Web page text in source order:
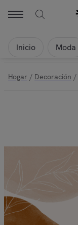
Inicio Moda
Hogar / Decoración /